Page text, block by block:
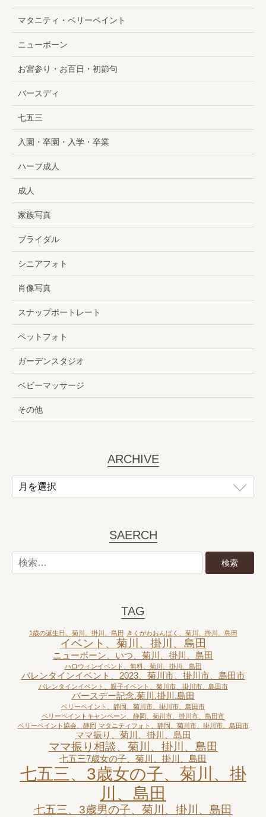
マタニティ・ベリーペイント
ニューボーン
お宮参り・お百日・初節句
バースディ
七五三
入園・卒園・入学・卒業
ハーフ成人
成人
家族写真
ブライダル
シニアフォト
肖像写真
スナップポートレート
ペットフォト
ガーデンスタジオ
ベビーマッサージ
その他
ARCHIVE
SAERCH
TAG
1歳の誕生日、菊川、掛川、島田 きくがわおんぱく、菊川、掛川、島田
イベント、菊川、掛川、島田
ニューボーン、いつ、菊川、掛川、島田
ハロウィンイベント、無料、菊川、掛川、島田
バレンタインイベント、2023、菊川市、掛川市、島田市
バレンタインイベント、親子イベント、菊川市、掛川市、島田市
バースデー記念.菊川.掛川.島田
ベリーペイント、静岡、菊川市、掛川市、島田市
ベリーペイントキャンペーン、静岡、菊川市、掛川市、島田市
ベリーペイント協会、静岡 マタニティフォト、静岡、菊川市、掛川市、島田市
ママ振り、菊川、掛川、島田
ママ振り相談、菊川、掛川、島田
七五三7歳女の子、菊川、掛川、島田
七五三、3歳女の子、菊川、掛
川、島田
七五三、3歳男の子、菊川、掛川、島田